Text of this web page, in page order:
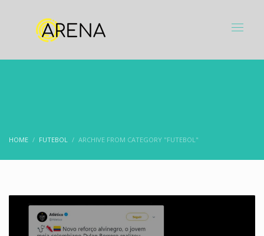
HOME FUTEBOL ARCHIVE FROM CATEGORY "FUTEBOL"